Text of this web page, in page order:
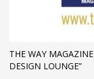
THE WAY
DESIGN LOUNGE”